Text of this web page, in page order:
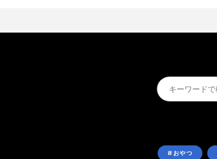
#おやつ